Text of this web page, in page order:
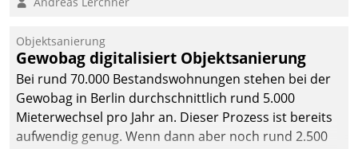
Unternehmen.
Objektsanierung
Gewobag digitalisiert Objektsanierung
Bei rund 70.000 Bestandswohnungen stehen bei der
Gewobag in Berlin durchschnittlich rund 5.000
Mieterwechsel pro Jahr an. Dieser Prozess ist bereits
aufwendig genug. Wenn dann aber noch rund 2.500